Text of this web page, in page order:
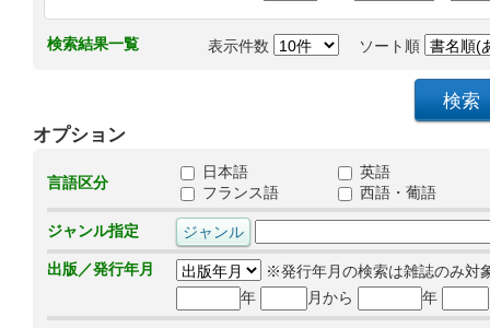
検索結果一覧 表示件数 ソート順
オプション
言語区分
日本語
英語
フランス語
西語・葡語
ジャンル指定
出版／発行年月
※発行年月の検索は雑誌のみ対
年
月から 年